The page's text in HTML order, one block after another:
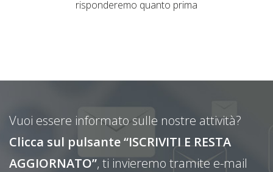
risponderemo quanto prima
Vuoi essere informato sulle nostre attività?
Clicca sul pulsante “ISCRIVITI E RESTA
AGGIORNATO”, ti invieremo tramite e-mail